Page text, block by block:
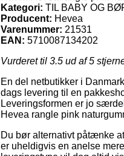
Kategori: TIL BABY OG
Producent: Hevea
Varenummer: 21531
EAN: 5710087134202
Vurderet til 3.5 ud af 5
En del netbutikker i
dags levering til en
Leveringsformen er jo
Hevea rangle pink
Du bør alternativt påtænke
er uheldigvis en anelse